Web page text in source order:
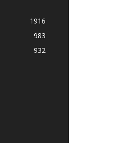
1916
983
932